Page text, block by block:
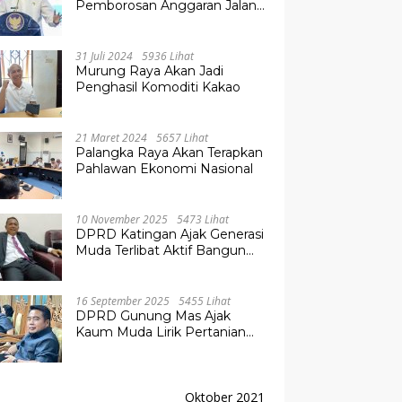
Pemborosan Anggaran Jalan
31 Juli 2024 5936 Lihat
Murung Raya Akan Jadi
Penghasil Komoditi Kakao
21 Maret 2024 5657 Lihat
Palangka Raya Akan Terapkan
Pahlawan Ekonomi Nasional
10 November 2025 5473 Lihat
DPRD Katingan Ajak Generasi
Muda Terlibat Aktif Bangun
16 September 2025 5455 Lihat
DPRD Gunung Mas Ajak
Kaum Muda Lirik Pertanian
Oktober 2021